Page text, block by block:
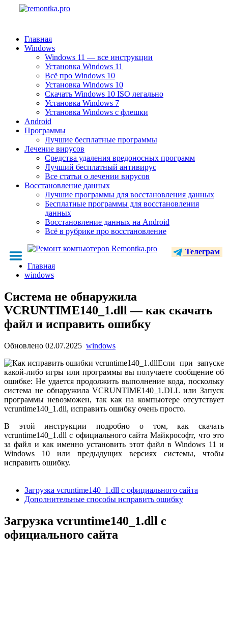
Главная
Windows
Windows 11 — все инструкции
Установка Windows 11
Всё про Windows 10
Установка Windows 10
Скачать Windows 10 ISO легально
Установка Windows 7
Установка Windows с флешки
Android
Программы
Лучшие бесплатные программы
Лечение вирусов
Средства удаления вредоносных программ
Лучший бесплатный антивирус
Все статьи о лечении вирусов
Восстановление данных
Лучшие программы для восстановления данных
Бесплатные программы для восстановления
данных
Восстановление данных на Android
Всё в рубрике про восстановление
Телеграм
Главная
windows
Система не обнаружила
VCRUNTIME140_1.dll — как скачать
файл и исправить ошибку
Обновлено 02.07.2025 windows
Если при запуске
какой-либо игры или программы вы получаете сообщение об
ошибке: Не удается продолжить выполнение кода, поскольку
система не обнаружила VCRUNTIME140_1.DLL или Запуск
программы невозможен, так как на компьютере отсутствует
vcruntime140_1.dll, исправить ошибку очень просто.
В этой инструкции подробно о том, как скачать
vcruntime140_1.dll с официального сайта Майкрософт, что это
за файл и как именно установить этот файл в Windows 11 и
Windows 10 или предыдущих версиях системы, чтобы
исправить ошибку.
Загрузка vcruntime140_1.dll с официального сайта
Дополнительные способы исправить ошибку
Загрузка vcruntime140_1.dll с
официального сайта